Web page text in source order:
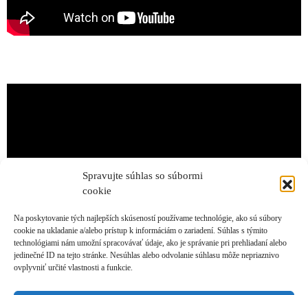
Spravujte súhlas so súbormi
cookie
Na poskytovanie tých najlepších skúseností používame technológie, ako sú súbory
cookie na ukladanie a/alebo prístup k informáciám o zariadení. Súhlas s týmito
technológiami nám umožní spracovávať údaje, ako je správanie pri prehliadaní alebo
jedinečné ID na tejto stránke. Nesúhlas alebo odvolanie súhlasu môže nepriaznivo
ovplyvniť určité vlastnosti a funkcie.